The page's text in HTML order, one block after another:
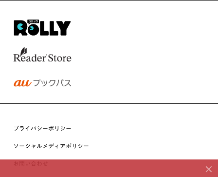
プライバシーポリシー
ソーシャルメディアポリシー
お問い合わせ